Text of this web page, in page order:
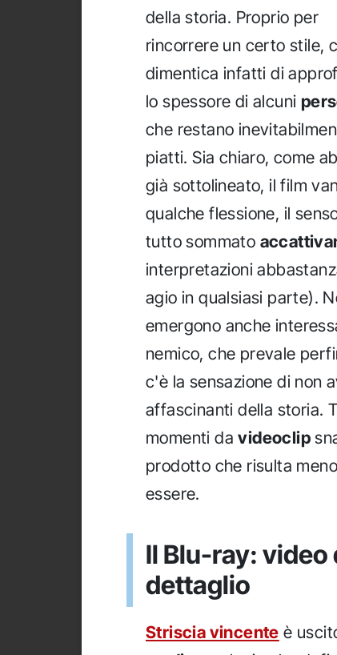
della storia. Proprio per
rincorrere un certo stile,
dimentica infatti di
lo spessore di alcuni
che restano
piatti. Sia chiaro, come
già sottolineato, il film
qualche flessione, il
tutto sommato
interpretazioni
agio in qualsiasi parte).
emergono anche
nemico, che prevale
c'è la sensazione di non
affascinanti della storia.
momenti davideoclip
prodotto che risulta
essere.
Il Blu-ray:
dettaglio
Striscia vincente è